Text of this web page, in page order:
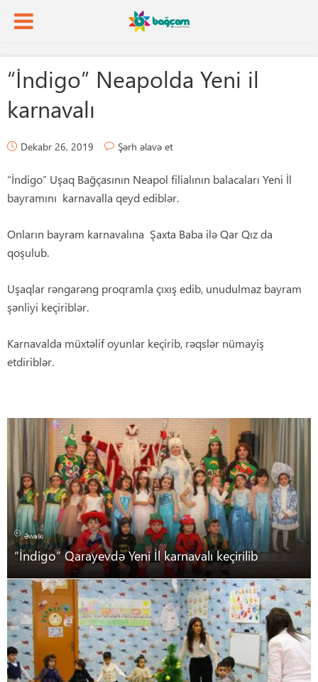
“İndigo” Neapolda Yeni il
karnavalı
Dekabr 26, 2019 Şərh əlavə et
“İndigo” Uşaq Bağçasının Neapol filialının balacaları Yeni İl
bayramını karnavalla qeyd ediblər.
Onların bayram karnavalına Şaxta Baba ilə Qar Qız da
qoşulub.
Uşaqlar rəngarəng proqramla çıxış edib, unudulmaz bayram
şənliyi keçiriblər.
Karnavalda müxtəlif oyunlar keçirib, rəqslər nümayiş
etdiriblər.
Əvvəlki
“İndigo” Qarayevdə Yeni İl karnavalı keçirilib